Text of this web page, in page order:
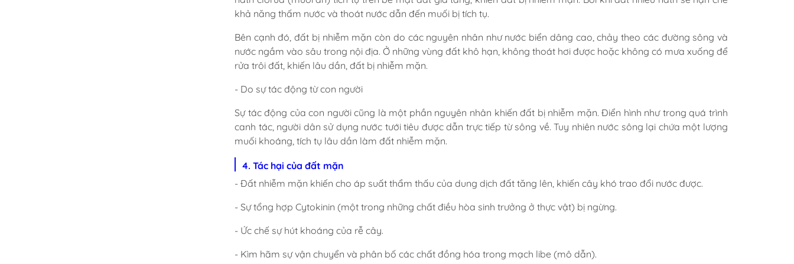
khả năng thấm nước và thoát nước dẫn đến muối bị tích tụ.
Bên cạnh đó, đất bị nhiễm mặn còn do các nguyên nhân như nước biển dâng cao, chảy theo các đường sông và
nước ngầm vào sâu trong nội địa. Ở những vùng đất khô hạn, không thoát hơi được hoặc không có mưa xuống để
rửa trôi đất, khiến lâu dần, đất bị nhiễm mặn.
- Do sự tác động từ con người
Sự tác động của con người cũng là một phần nguyên nhân khiến đất bị nhiễm mặn. Điển hình như trong quá trình
canh tác, người dân sử dụng nước tưới tiêu được dẫn trực tiếp từ sông về. Tuy nhiên nước sông lại chứa một lượng
muối khoáng, tích tụ lâu dần làm đất nhiễm mặn.
4. Tác hại của đất mặn
- Đất nhiễm mặn khiến cho áp suất thẩm thấu của dung dịch đất tăng lên, khiến cây khó trao đổi nước được.
- Sự tổng hợp Cytokinin (một trong những chất điều hòa sinh trưởng ở thực vật) bị ngừng.
- Ức chế sự hút khoáng của rễ cây.
- Kìm hãm sự vận chuyển và phân bố các chất đồng hóa trong mạch libe (mô dẫn).